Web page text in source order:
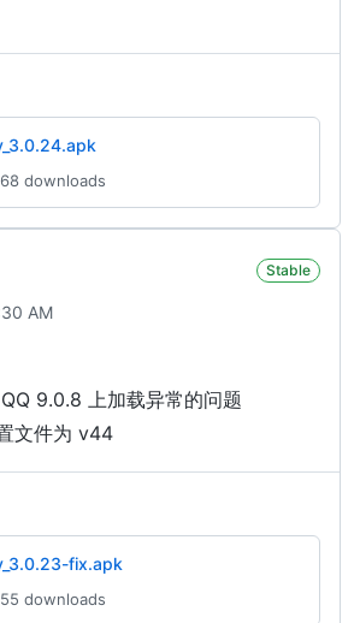
downloads
Stable
AM
9.0.8 上加载异常的问题
文件为 v44
fix.apk
downloads